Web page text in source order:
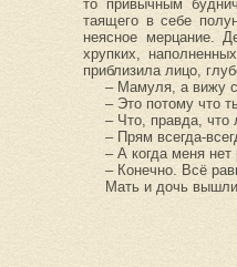
то привычным
таящего в себе
неясное мерцание.
хрупких,
приблизила лицо,
– Мамуля, а вижу
– Это потому что
– Что, правда, что
– Прям всегда-
– А когда меня
– Конечно. Всё
Мать и дочь